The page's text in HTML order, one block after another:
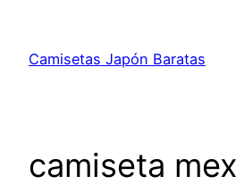
contenido
Camisetas Japón Baratas
camiseta